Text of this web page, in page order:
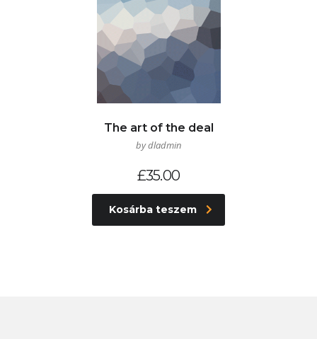
The art of the deal
by dladmin
£35.00
Kosárba teszem